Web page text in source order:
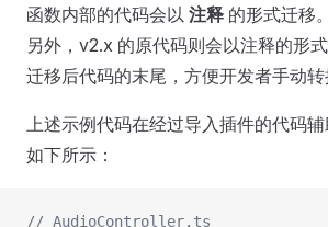
函数内部的代码会以 注释 的形式迁移。
另外，v2.x 的原代码则会以注释的形
迁移后代码的末尾，方便开发者手动转
上述示例代码在经过导入插件的代码
如下所示：
// AudioController.ts